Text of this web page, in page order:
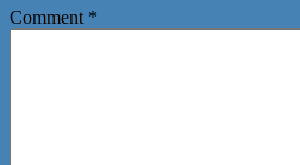
Comment *